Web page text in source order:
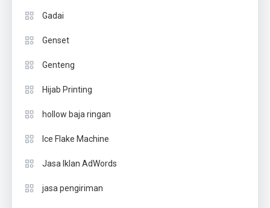
Gadai
Genset
Genteng
Hijab Printing
hollow baja ringan
Ice Flake Machine
Jasa Iklan AdWords
jasa pengiriman